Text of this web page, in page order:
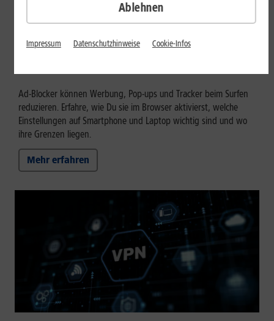
Internet zuhause
Ad-Blocker aktivieren: Werbung
Ad-Blocker können Werbung, Pop-ups und Tracker beim Surfen
reduzieren. Erfahre, wie Du sie im Browser aktivierst, welche
Einstellungen auf Smartphone und Laptop wichtig sind und wo
ihre Grenzen liegen.
Mehr erfahren
Ablehnen
Impressum Datenschutzhinweise Cookie-Infos